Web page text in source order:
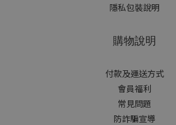
隱私包裝說明
購物說明
付款及運送方式
會員福利
常見問題
防詐騙宣導